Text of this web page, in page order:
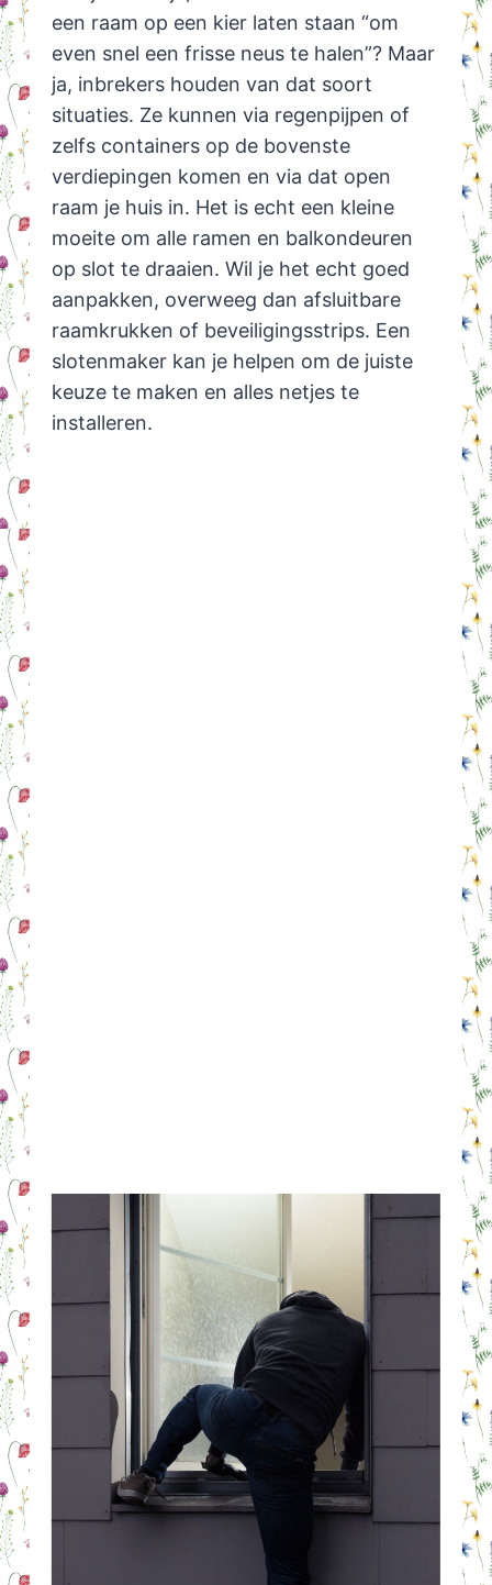
een raam op een kier laten staan “om
even snel een frisse neus te halen”? Maar
ja, inbrekers houden van dat soort
situaties. Ze kunnen via regenpijpen of
zelfs containers op de bovenste
verdiepingen komen en via dat open
raam je huis in. Het is echt een kleine
moeite om alle ramen en balkondeuren
op slot te draaien. Wil je het echt goed
aanpakken, overweeg dan afsluitbare
raamkrukken of beveiligingsstrips. Een
slotenmaker kan je helpen om de juiste
keuze te maken en alles netjes te
installeren.